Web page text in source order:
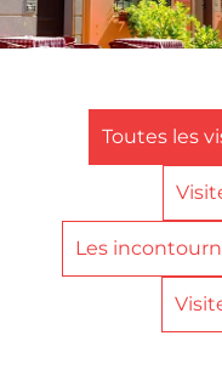
Toutes les
Les